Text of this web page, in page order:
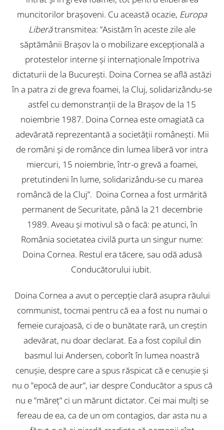
muncitorilor brașoveni. Cu această ocazie, Europa
Liberătransmitea: ”Asistăm în aceste zile ale
săptămânii Braşov la o mobilizare excepţională a
protestelor interne şi internaţionale împotriva
dictaturii de la Bucureşti. Doina Cornea se află astăzi
în a patra zi de greva foamei, la Cluj, solidarizându-se
astfel cu demonstranţii de la Braşov de la 15
noiembrie 1987. Doina Cornea este omagiată ca
adevărată reprezentantă a societăţii româneşti. Mii
de români şi de românce din lumea liberă vor intra
miercuri, 15 noiembrie, într-o grevă a foamei,
pretutindeni în lume, solidarizându-se cu marea
româncă de la Cluj”. Doina Cornea a fost urmărită
permanent de Securitate, până la 21 decembrie
1989. Aveau și motivul să o facă: pe atunci, în
România societatea civilă purta un singur nume:
Doina Cornea. Restul era tăcere, sau odă adusă
Conducătorului iubit.
Doina Cornea a avut o percepție clară asupra răului
communist, tocmai pentru că ea a fost nu numai o
femeie curajoasă, ci de o bunătate rară, un creștin
adevărat, nu doar declarat. Ea a fost copilul din
basmul lui Andersen, coborît în lumea noastră
cenușie, despre care a spus răspicat că e cenușie și
nu o ”epocă de aur”, iar despre Conducător a spus că
nu e ”măreț” ci un mărunt dictator. Cei mai mulți se
fereau de ea, ca de un om contagios, dar asta nu a
Back
To
Top